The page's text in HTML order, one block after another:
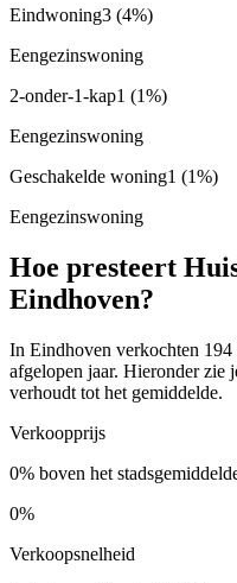
Eindwoning3 (4%)
Eengezinswoning
2-onder-1-kap1 (1%)
Eengezinswoning
Geschakelde woning1 (1%)
Eengezinswoning
Hoe presteert
Eindhoven?
In Eindhoven verkochten 194
afgelopen jaar. Hieronder zie
verhoudt tot het gemiddelde.
Verkoopprijs
0% boven het
0%
Verkoopsnelheid